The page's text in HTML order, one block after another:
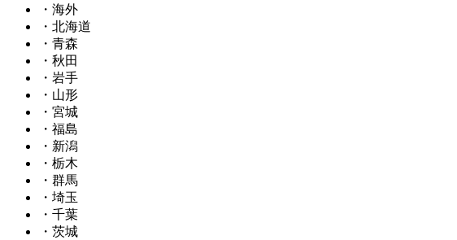
・海外
・北海道
・青森
・秋田
・岩手
・山形
・宮城
・福島
・新潟
・栃木
・群馬
・埼玉
・千葉
・茨城